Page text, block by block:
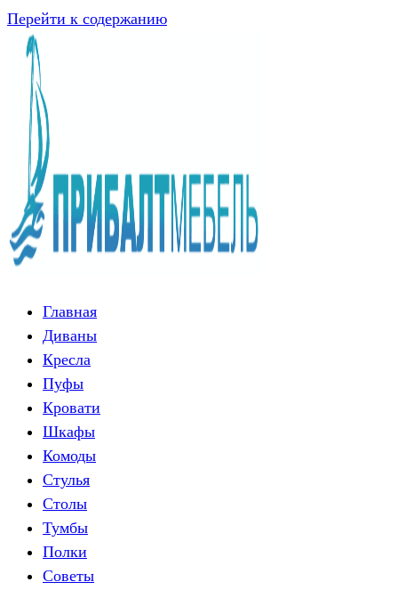
Перейти к содержанию
Главная
Диваны
Кресла
Пуфы
Кровати
Шкафы
Комоды
Стулья
Столы
Тумбы
Полки
Советы